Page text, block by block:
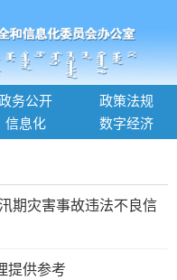
务公开
政策法规
信息化 数字经济
期灾害事故违法不良信
提供参考